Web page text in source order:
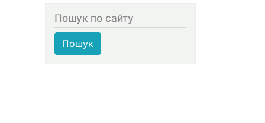
Пошук по сайту
Пошук